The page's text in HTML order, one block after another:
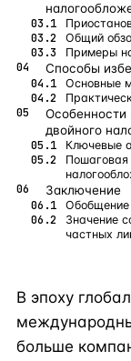
Общий
Примеры
Способы
Основные
Особенности
двойного
Ключевые
Пошаговая
Заключение
Значение
частных
В эпоху
больше